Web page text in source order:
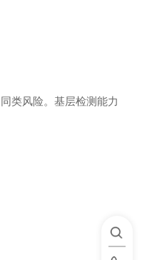
类风险。基层检测能力